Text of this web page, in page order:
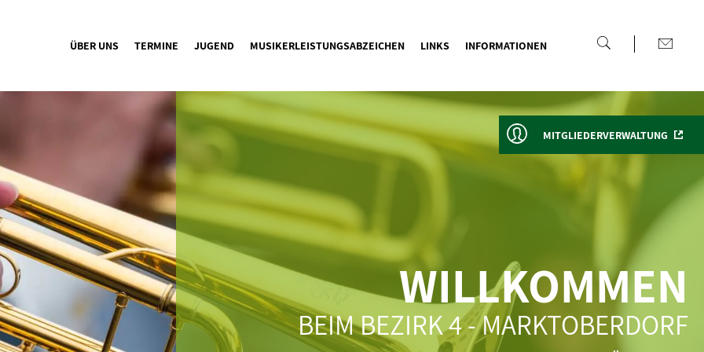
ÜBER UNS TERMINE JUGEND MUSIKERLEISTUNGSABZEICHEN LINKS INFORMATIONEN
WILLKOMMEN
BEIM BEZIRK 4 - MARKTOBERDORF
MITGLIEDERVERWALTUNG